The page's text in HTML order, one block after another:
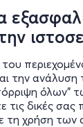
την
όλων"
δικές σας
τη χρήση